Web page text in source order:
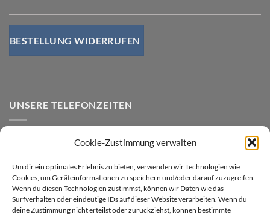
Cookie-Zustimmung verwalten
Um dir ein optimales Erlebnis zu bieten, verwenden wir Technologien wie
Cookies, um Geräteinformationen zu speichern und/oder darauf zuzugreifen.
Wenn du diesen Technologien zustimmst, können wir Daten wie das
Surfverhalten oder eindeutige IDs auf dieser Website verarbeiten. Wenn du
deine Zustimmung nicht erteilst oder zurückziehst, können bestimmte
BESTELLUNG WIDERRUFEN
UNSERE TELEFONZEITEN
Mo-Do von 07.00 - 15.00 Uhr
Versandarten
Anfrage zu Airbags